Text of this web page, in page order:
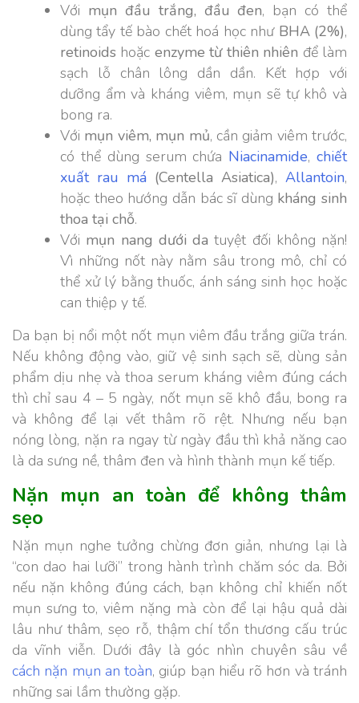
Với mụn đầu trắng, đầu đen, bạn có thể
dùng tẩy tế bào chết hoá học như BHA (2%),
retinoids hoặc enzyme từ thiên nhiên để làm
sạch lỗ chân lông dần dần. Kết hợp với
dưỡng ẩm và kháng viêm, mụn sẽ tự khô và
bong ra.
Với mụn viêm, mụn mủ, cần giảm viêm trước,
có thể dùng serum chứa Niacinamide,chiết
xuất rau má (Centella Asiatica), Allantoin,
hoặc theo hướng dẫn bác sĩ dùng kháng sinh
thoa tại chỗ.
Với mụn nang dưới da tuyệt đối không nặn!
Vì những nốt này nằm sâu trong mô, chỉ có
thể xử lý bằng thuốc, ánh sáng sinh học hoặc
can thiệp y tế.
Da bạn bị nổi một nốt mụn viêm đầu trắng giữa trán.
Nếu không động vào, giữ vệ sinh sạch sẽ, dùng sản
phẩm dịu nhẹ và thoa serum kháng viêm đúng cách
thì chỉ sau 4 – 5 ngày, nốt mụn sẽ khô đầu, bong ra
và không để lại vết thâm rõ rệt. Nhưng nếu bạn
nóng lòng, nặn ra ngay từ ngày đầu thì khả năng cao
là da sưng nề, thâm đen và hình thành mụn kế tiếp.
Nặn mụn an toàn để không thâm
sẹo
Nặn mụn nghe tưởng chừng đơn giản, nhưng lại là
“con dao hai lưỡi” trong hành trình chăm sóc da. Bởi
nếu nặn không đúng cách, bạn không chỉ khiến nốt
mụn sưng to, viêm nặng mà còn để lại hậu quả dài
lâu như thâm, sẹo rỗ, thậm chí tổn thương cấu trúc
da vĩnh viễn. Dưới đây là góc nhìn chuyên sâu về
cách nặn mụn an toàn, giúp bạn hiểu rõ hơn và tránh
những sai lầm thường gặp.